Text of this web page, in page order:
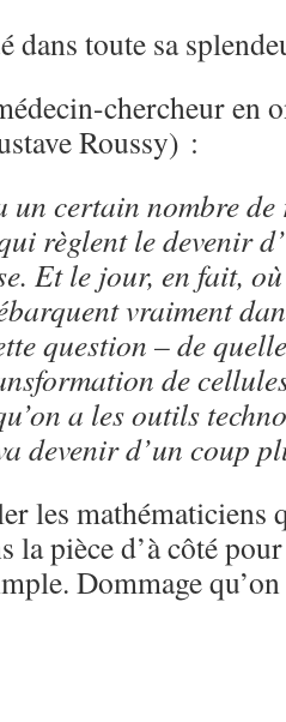
dans toute sa
chercheur en
Roussy) :
un certain nombre
règlent le devenir
Et le jour, en fait,
vraiment
question – de
de
a les outils
devenir d’un coup
les mathématiciens
la pièce d’à côté
Dommage qu’on